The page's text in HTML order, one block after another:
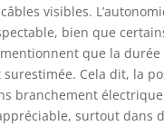
visibles.
bien que
que la durée
Cela dit, la
branchement
surtout dans